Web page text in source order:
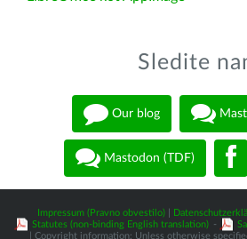
Sledite
Our blog
Mastodon (TDF)
Impressum (Pravno obvestilo)|
Statutes (non-binding English translation) -
| Copyright information: Unless otherwise